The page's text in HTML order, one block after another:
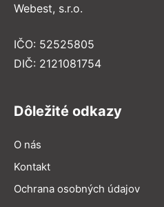
Webest, s.r.o.
IČO: 52525805
DIČ: 2121081754
Dôležité odkazy
O nás
Kontakt
Ochrana osobných údajov